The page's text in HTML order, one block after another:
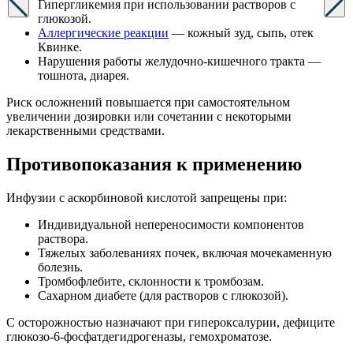
Гипергликемия при использовании растворов с
глюкозой.
Аллергические реакции — кожный зуд, сыпь, отек
Квинке.
Нарушения работы желудочно-кишечного тракта —
тошнота, диарея.
Риск осложнений повышается при самостоятельном
увеличении дозировки или сочетании с некоторыми
лекарственными средствами.
Противопоказания к применению
Инфузии с аскорбиновой кислотой запрещены при:
Индивидуальной непереносимости компонентов
раствора.
Тяжелых заболеваниях почек, включая мочекаменную
болезнь.
Тромбофлебите, склонности к тромбозам.
Сахарном диабете (для растворов с глюкозой).
С осторожностью назначают при гипероксалурии, дефиците
глюкозо-6-фосфатдегидрогеназы, гемохроматозе.